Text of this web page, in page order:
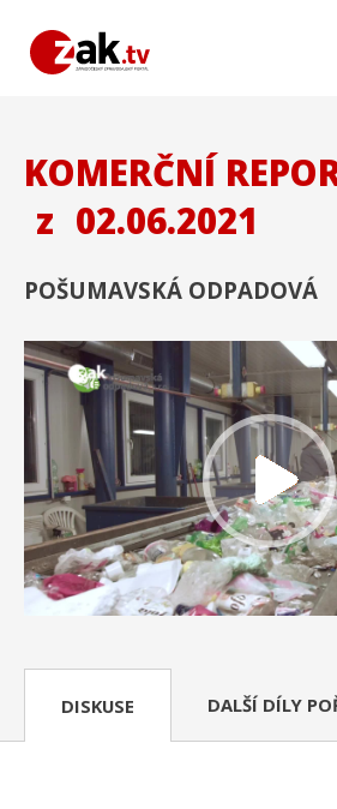
KOMERČNÍ
z 02.06.2021
POŠUMAVSKÁ ODPADOVÁ
DISKUSE DALŠÍ DÍLY